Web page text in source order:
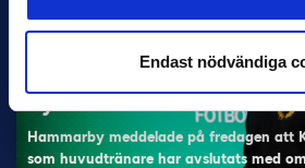
Endast nödvändiga
Rydström ersätter
Hammarby meddelade på fredagen att
som huvudtränare har avslutats med